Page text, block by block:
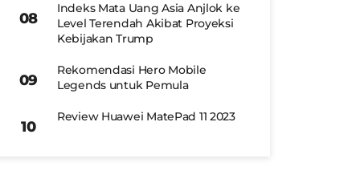
Indeks Mata Uang Asia Anjlok ke
Level Terendah Akibat Proyeksi
Kebijakan Trump
Rekomendasi Hero Mobile
Legends untuk Pemula
Review Huawei MatePad 11 2023